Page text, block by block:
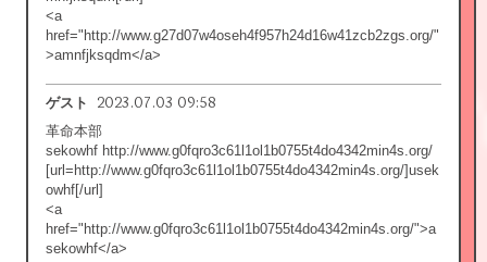
<a
href="http://www.g27d07w4oseh4f957h24d16w41zcb2zgs.org/"
>amnfjksqdm</a>
ゲスト 2023.07.03 09:58
革命本部
sekowhf http://www.g0fqro3c61l1ol1b0755t4do4342min4s.org/
[url=http://www.g0fqro3c61l1ol1b0755t4do4342min4s.org/]usek
owhf[/url]
<a
href="http://www.g0fqro3c61l1ol1b0755t4do4342min4s.org/">a
sekowhf</a>